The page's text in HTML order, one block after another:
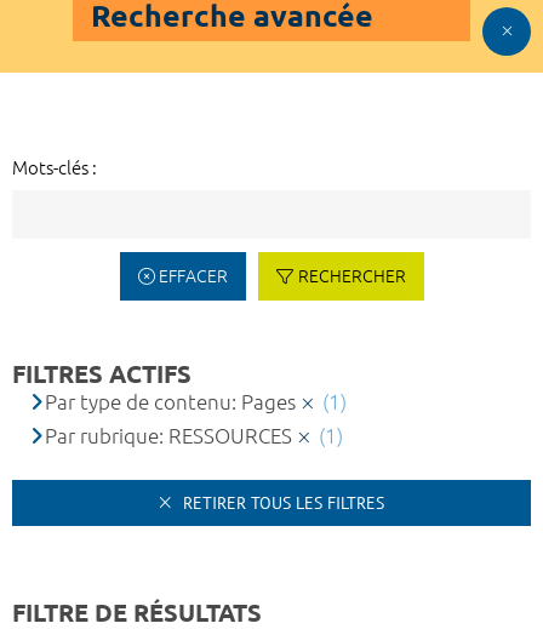
Recherche avancée
Mots-clés :
EFFACER RECHERCHER
FILTRES ACTIFS
Par type de contenu: Pages
(1)
Par rubrique: RESSOURCES
(1)
RETIRER TOUS LES FILTRES
FILTRE DE RÉSULTATS